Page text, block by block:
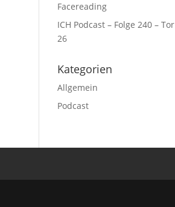
Facereading
ICH Podcast – Folge 240 – Tor
26
Kategorien
Allgemein
Podcast